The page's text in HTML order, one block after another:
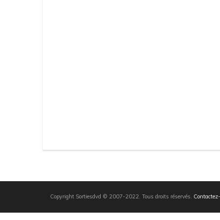
Copyright Sortiesdvd © 2007-2022. Tous droits réservés.